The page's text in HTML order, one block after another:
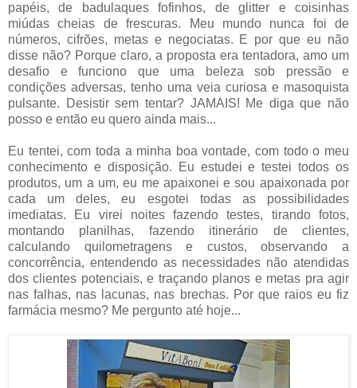
papéis, de badulaques fofinhos, de glitter e coisinhas
miúdas cheias de frescuras. Meu mundo nunca foi de
números, cifrões, metas e negociatas. E por que eu não
disse não? Porque claro, a proposta era tentadora, amo um
desafio e funciono que uma beleza sob pressão e
condições adversas, tenho uma veia curiosa e masoquista
pulsante. Desistir sem tentar? JAMAIS! Me diga que não
posso e então eu quero ainda mais...
Eu tentei, com toda a minha boa vontade, com todo o meu
conhecimento e disposição. Eu estudei e testei todos os
produtos, um a um, eu me apaixonei e sou apaixonada por
cada um deles, eu esgotei todas as possibilidades
imediatas. Eu virei noites fazendo testes, tirando fotos,
montando planilhas, fazendo itinerário de clientes,
calculando quilometragens e custos, observando a
concorrência, entendendo as necessidades não atendidas
dos clientes potenciais, e traçando planos e metas pra agir
nas falhas, nas lacunas, nas brechas. Por que raios eu fiz
farmácia mesmo? Me pergunto até hoje...